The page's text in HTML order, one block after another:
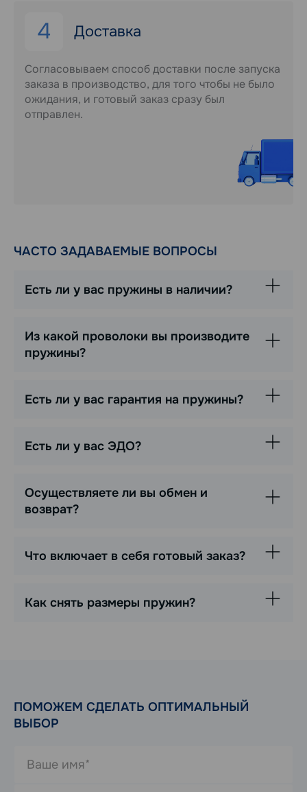
4 Доставка
Согласовываем способ доставки после запуска
заказа в производство, для того чтобы не было
ожидания, и готовый заказ сразу был
отправлен.
ЧАСТО ЗАДАВАЕМЫЕ ВОПРОСЫ
Есть ли у вас пружины в наличии?
Из какой проволоки вы производите
пружины?
Есть ли у вас гарантия на пружины?
Есть ли у вас ЭДО?
Осуществляете ли вы обмен и
возврат?
Что включает в себя готовый заказ?
Как снять размеры пружин?
ПОМОЖЕМ СДЕЛАТЬ ОПТИМАЛЬНЫЙ
ВЫБОР